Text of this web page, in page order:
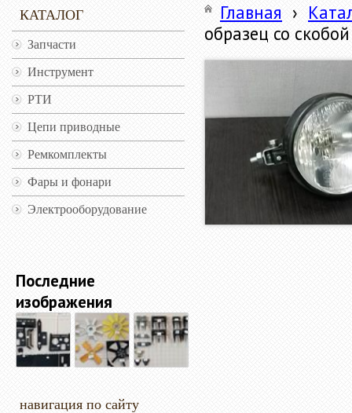
КАТАЛОГ
Запчасти
Инструмент
РТИ
Цепи приводные
Ремкомплекты
Фары и фонари
Электрооборудование
Последние
изображения
навигация по сайту
Главная ›
образец со